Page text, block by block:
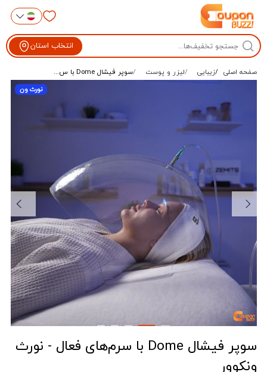
انتخاب استان
صفحه اصلی زیبایی لیزر و پوست سوپر فیشال Dome با س...
نورث ون
سوپر فیشال Dome با سرم‌های فعال - نورث
ونکوور